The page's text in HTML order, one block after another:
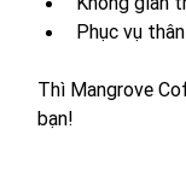
Phục vụ
Thì Mangrove
bạn!